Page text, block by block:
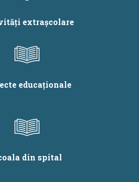
extrașcolare
educaționale
din spital